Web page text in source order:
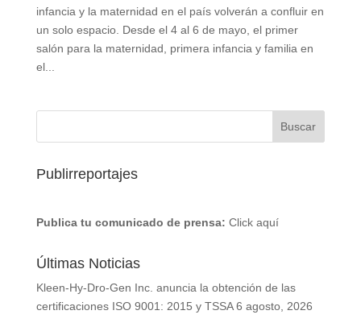
infancia y la maternidad en el país volverán a confluir en
un solo espacio. Desde el 4 al 6 de mayo, el primer
salón para la maternidad, primera infancia y familia en
el...
Publirreportajes
Publica tu comunicado de prensa: Click aquí
Últimas Noticias
Kleen-Hy-Dro-Gen Inc. anuncia la obtención de las
certificaciones ISO 9001: 2015 y TSSA 6 agosto, 2026